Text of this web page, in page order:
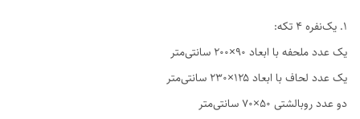
1. یک‌نفره ۴ تکه:
یک عدد ملحفه با ابعاد ۹۰×۲۰۰ سانتی‌متر
یک عدد لحاف با ابعاد ۱۲۵×۲۳۰ سانتی‌متر
دو عدد روبالشتی ۵۰×۷۰ سانتی‌متر